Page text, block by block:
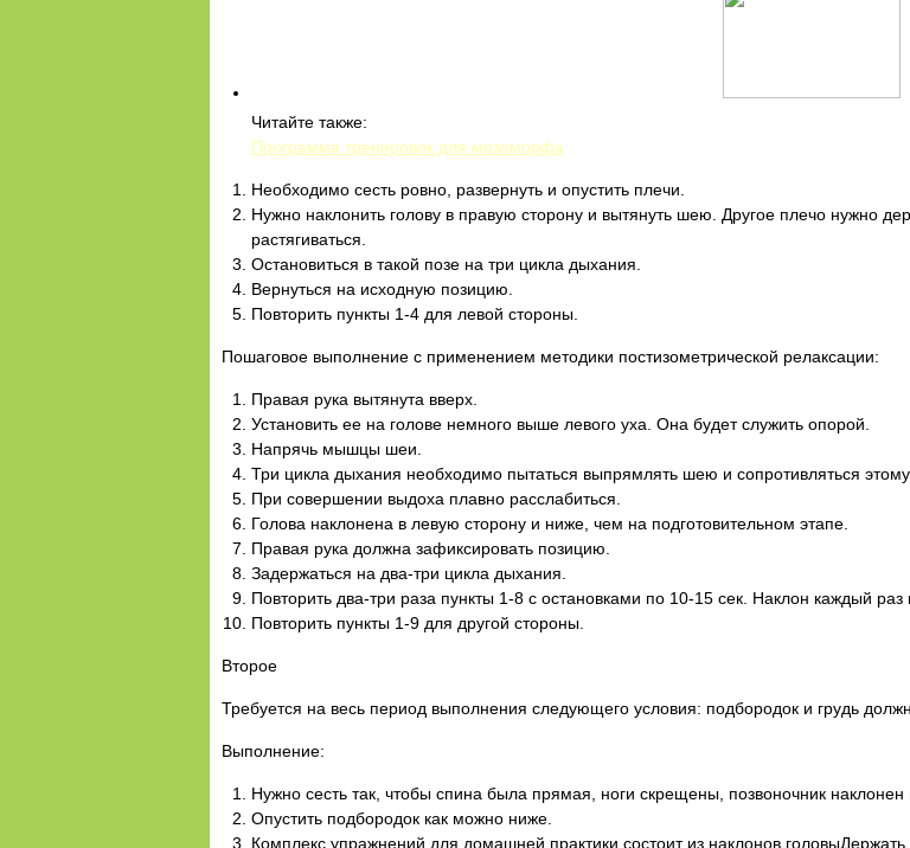
Читайте также:
Программа тренировок для мезоморфа
Необходимо сесть ровно, развернуть и опустить плечи.
Нужно наклонить голову в правую сторону и вытянуть шею. Другое плечо нужно
растягиваться.
Остановиться в такой позе на три цикла дыхания.
Вернуться на исходную позицию.
Повторить пункты 1-4 для левой стороны.
Пошаговое выполнение с применением методики постизометрической релаксации:
Правая рука вытянута вверх.
Установить ее на голове немного выше левого уха. Она будет служить опорой.
Напрячь мышцы шеи.
Три цикла дыхания необходимо пытаться выпрямлять шею и сопротивляться
При совершении выдоха плавно расслабиться.
Голова наклонена в левую сторону и ниже, чем на подготовительном этапе.
Правая рука должна зафиксировать позицию.
Задержаться на два-три цикла дыхания.
Повторить два-три раза пункты 1-8 с остановками по 10-15 сек. Наклон каждый
Повторить пункты 1-9 для другой стороны.
Второе
Требуется на весь период выполнения следующего условия: подбородок и грудь
Выполнение:
Нужно сесть так, чтобы спина была прямая, ноги скрещены, позвоночник наклонен
Опустить подбородок как можно ниже.
Комплекс упражнений для домашней практики состоит из наклонов